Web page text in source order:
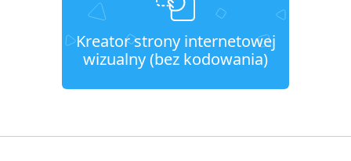
Kreator strony internetowej
wizualny (bez kodowania)